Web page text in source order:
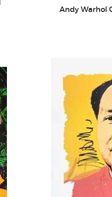
Andy Warhol